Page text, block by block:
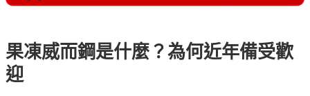
果凍威而鋼是什麼？為何近年備受歡
迎